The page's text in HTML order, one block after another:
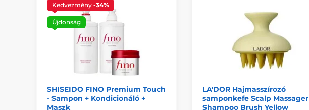
Kedvezmény -34%
Újdonság
SHISEIDO FINO Premium Touch
- Sampon + Kondicionáló +
Maszk
LA'DOR Hajmasszírozó
samponkefe Scalp Massager
Shampoo Brush Yellow